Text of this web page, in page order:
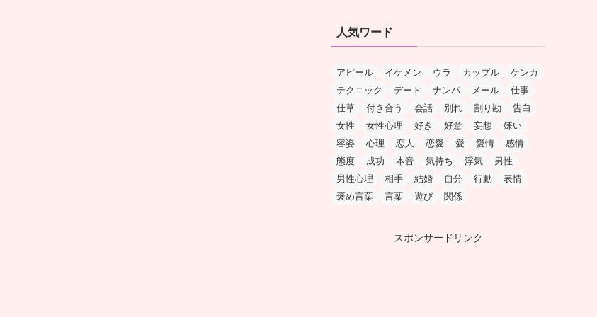
人気ワード
アピール イケメン ウラ カップル
ケンカ
テクニック
デート ナンパ メール
仕事
仕草
付き合う 会話 別れ 割り勘
告白
女性
女性心理 好き 好意 妄想
嫌い
容姿
心理 恋人 恋愛 愛 愛情
感情
態度
成功 本音 気持ち 浮気
男性
男性心理
相手 結婚 自分 行動
表情
褒め言葉
言葉 遊び 関係
スポンサードリンク